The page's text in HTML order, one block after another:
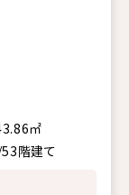
㎡
階建て